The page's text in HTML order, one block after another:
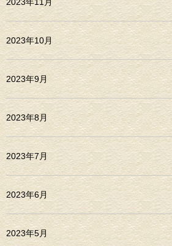
2023年10月
2023年9月
2023年8月
2023年7月
2023年6月
2023年5月